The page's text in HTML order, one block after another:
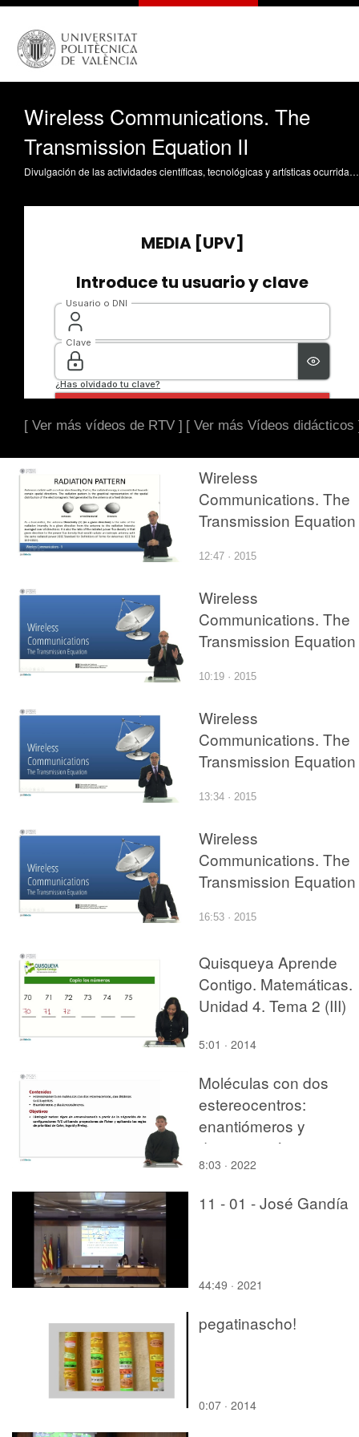
Wireless Communications. The
Transmission Equation II
Divulgación de las actividades científicas, tecnológicas y artísticas ocurridas en los tres campus de la UPV
[ Ver más vídeos de RTV ] [ Ver más Vídeos didácticos
Wireless
Communications. The
Transmission Equation
12:47 · 2015
Wireless
Communications. The
Transmission
10:19 · 2015
Wireless
Communications. The
Transmission
13:34 · 2015
Wireless
Communications. The
Transmission Equation
16:53 · 2015
Quisqueya Aprende
Contigo. Matemáticas.
Unidad 4. Tema 2 (III)
5:01 · 2014
Moléculas con dos
estereocentros:
enantiómeros y
diastereoisómeros
8:03 · 2022
11 - 01 - José Gandía
44:49 · 2021
pegatinascho!
0:07 · 2014